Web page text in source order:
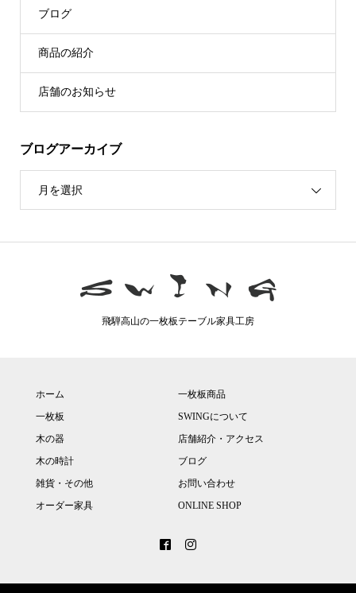
ブログ
商品の紹介
店舗のお知らせ
ブログアーカイブ
月を選択
飛騨高山の一枚板テーブル家具工房
ホーム
一枚板
木の器
木の時計
雑貨・その他
オーダー家具
一枚板商品
SWINGについて
店舗紹介・アクセス
ブログ
お問い合わせ
ONLINE SHOP